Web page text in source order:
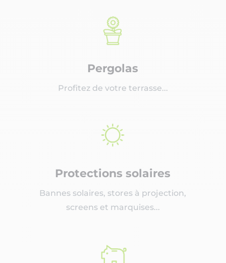
Pergolas
Profitez de votre terrasse...
Protections solaires
Bannes solaires, stores à projection,
screens et marquises...